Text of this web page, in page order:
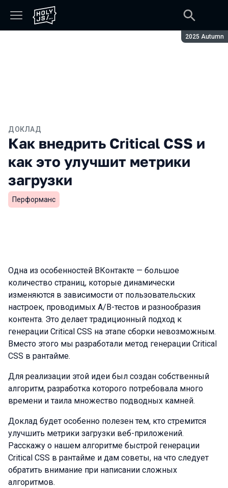
Сезон:
2025 Autumn
ДОКЛАД
Как внедрить Critical CSS и
как это улучшит метрики
загрузки
Перформанс
Одна из особенностей ВКонтакте — большое
количество страниц, которые динамически
изменяются в зависимости от пользовательских
настроек, проводимых A/B-тестов и разнообразия
контента. Это делает традиционный подход к
генерации Critical CSS на этапе сборки невозможным.
Вместо этого мы разработали метод генерации Critical
CSS в рантайме.
Для реализации этой идеи был создан собственный
алгоритм, разработка которого потребовала много
времени и таила множество подводных камней.
Доклад будет особенно полезен тем, кто стремится
улучшить метрики загрузки веб-приложений.
Расскажу о нашем алгоритме быстрой генерации
Critical CSS в рантайме и дам советы, на что следует
обратить внимание при написании сложных
алгоритмов.